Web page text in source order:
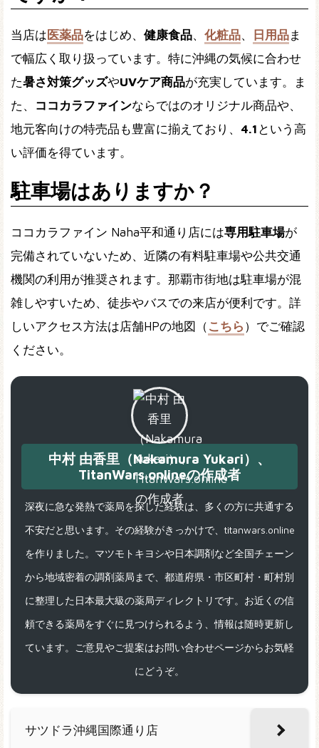
当店は 医薬品をはじめ、 健康食品、 化粧品、 日用品ま
で幅広く取り扱っています。特に沖縄の気候に合わせ
た暑さ対策グッズやUVケア商品が充実しています。ま
た、 ココカラファインならではのオリジナル商品や、
地元客向けの特売品も豊富に揃えており、 4.1 という高
い評価を得ています。
駐車場はありますか？
ココカラファイン Naha平和通り店には専用駐車場が
完備されていないため、近隣の有料駐車場や公共交通
機関の利用が推奨されます。那覇市街地は駐車場が混
雑しやすいため、徒歩やバスでの来店が便利です。詳
しいアクセス方法は店舗HPの地図（ こちら ）でご確認
ください。
中村 由香里（Nakamura Yukari）、
TitanWars.onlineの作成者
深夜に急な発熱で薬局を探した経験は、多くの方に共通する
不安だと思います。その経験がきっかけで、titanwars.online
を作りました。マツモトキヨシや日本調剤など全国チェーン
から地域密着の調剤薬局まで、都道府県・市区町村・町村別
に整理した日本最大級の薬局ディレクトリです。お近くの信
頼できる薬局をすぐに見つけられるよう、情報は随時更新し
ています。ご意見やご提案はお問い合わせページからお気軽
にどうぞ。
サツドラ沖縄国際通り店